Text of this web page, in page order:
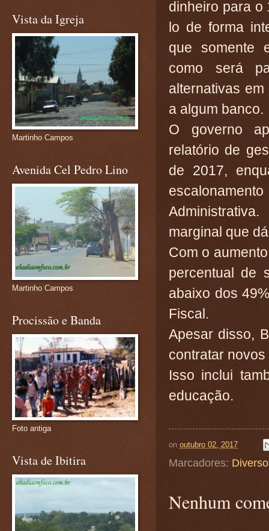
dinheiro para o
lo de forma
que somente
como será
alternativas
a algum banco.
O governo
relatório de
de 2017,
marginal que
Com o
percentual de
abaixo dos
Fiscal.
Apesar disso,
contratar
Isso inclui
educação.
on outubro 02, 2017
Marcadores:
Nenhum
Vista da Igreja
Martinho Campos
Avenida Cel Pedro Lino
Martinho Campos
Procissão e Banda
Foto antiga
Vista de Ibitira